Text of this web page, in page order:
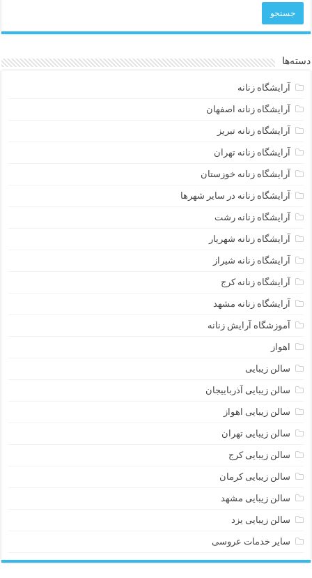
دسته‌ها
آرایشگاه زنانه
آرایشگاه زنانه اصفهان
آرایشگاه زنانه تبریز
آرایشگاه زنانه تهران
آرایشگاه زنانه خوزستان
آرایشگاه زنانه در سایر شهرها
آرایشگاه زنانه رشت
آرایشگاه زنانه شهریار
آرایشگاه زنانه شیراز
آرایشگاه زنانه کرج
آرایشگاه زنانه مشهد
آموزشگاه آرایش زنانه
اهواز
سالن زیبایی
سالن زیبایی آذرباییجان
سالن زیبایی اهواز
سالن زیبایی تهران
سالن زیبایی کرج
سالن زیبایی کرمان
سالن زیبایی مشهد
سالن زیبایی یزد
سایر خدمات عروسی